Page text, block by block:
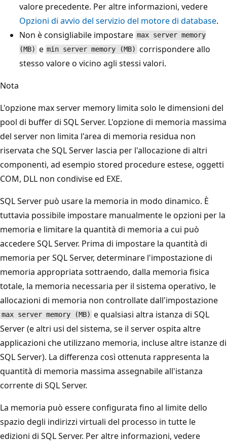
valore precedente. Per altre informazioni, vedere
Opzioni di avvio del servizio del motore di database.
Non è consigliabile impostare max server memory
(MB) e min server memory (MB) corrispondere allo
stesso valore o vicino agli stessi valori.
Nota
L'opzione max server memory limita solo le dimensioni del
pool di buffer di SQL Server. L'opzione di memoria massima
del server non limita l'area di memoria residua non
riservata che SQL Server lascia per l'allocazione di altri
componenti, ad esempio stored procedure estese, oggetti
COM, DLL non condivise ed EXE.
SQL Server può usare la memoria in modo dinamico. È
tuttavia possibile impostare manualmente le opzioni per la
memoria e limitare la quantità di memoria a cui può
accedere SQL Server. Prima di impostare la quantità di
memoria per SQL Server, determinare l'impostazione di
memoria appropriata sottraendo, dalla memoria fisica
totale, la memoria necessaria per il sistema operativo, le
allocazioni di memoria non controllate dall'impostazione
max server memory (MB) e qualsiasi altra istanza di SQL
Server (e altri usi del sistema, se il server ospita altre
applicazioni che utilizzano memoria, incluse altre istanze di
SQL Server). La differenza così ottenuta rappresenta la
quantità di memoria massima assegnabile all'istanza
corrente di SQL Server.
La memoria può essere configurata fino al limite dello
spazio degli indirizzi virtuali del processo in tutte le
edizioni di SQL Server. Per altre informazioni, vedere